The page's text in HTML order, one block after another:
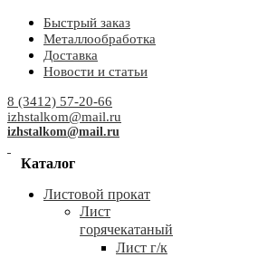
Быстрый заказ
Металлообработка
Доставка
Новости и статьи
8 (3412) 57-20-66
izhstalkom@mail.ru
izhstalkom@mail.ru
Каталог
Листовой прокат
Лист
горячекатаный
Лист г/к